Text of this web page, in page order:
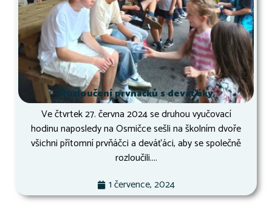
Rozloučení prvňáčků s deváťáky
Ve čtvrtek 27. června 2024 se druhou vyučovací
hodinu naposledy na Osmičce sešli na školním dvoře
všichni přítomní prvňáčci a deváťáci, aby se společně
rozloučili....
1 července, 2024